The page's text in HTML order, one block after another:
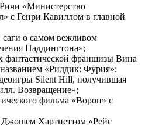
«Министерство
с Генри Кавиллом в главной
саги о самом вежливом
Паддингтона»;
фантастической франшизы Вина
«Риддик: Фурия»;
Silent Hill, получившая
Возвращение»;
фильма «Ворон» с
Хартнеттом «Рейс